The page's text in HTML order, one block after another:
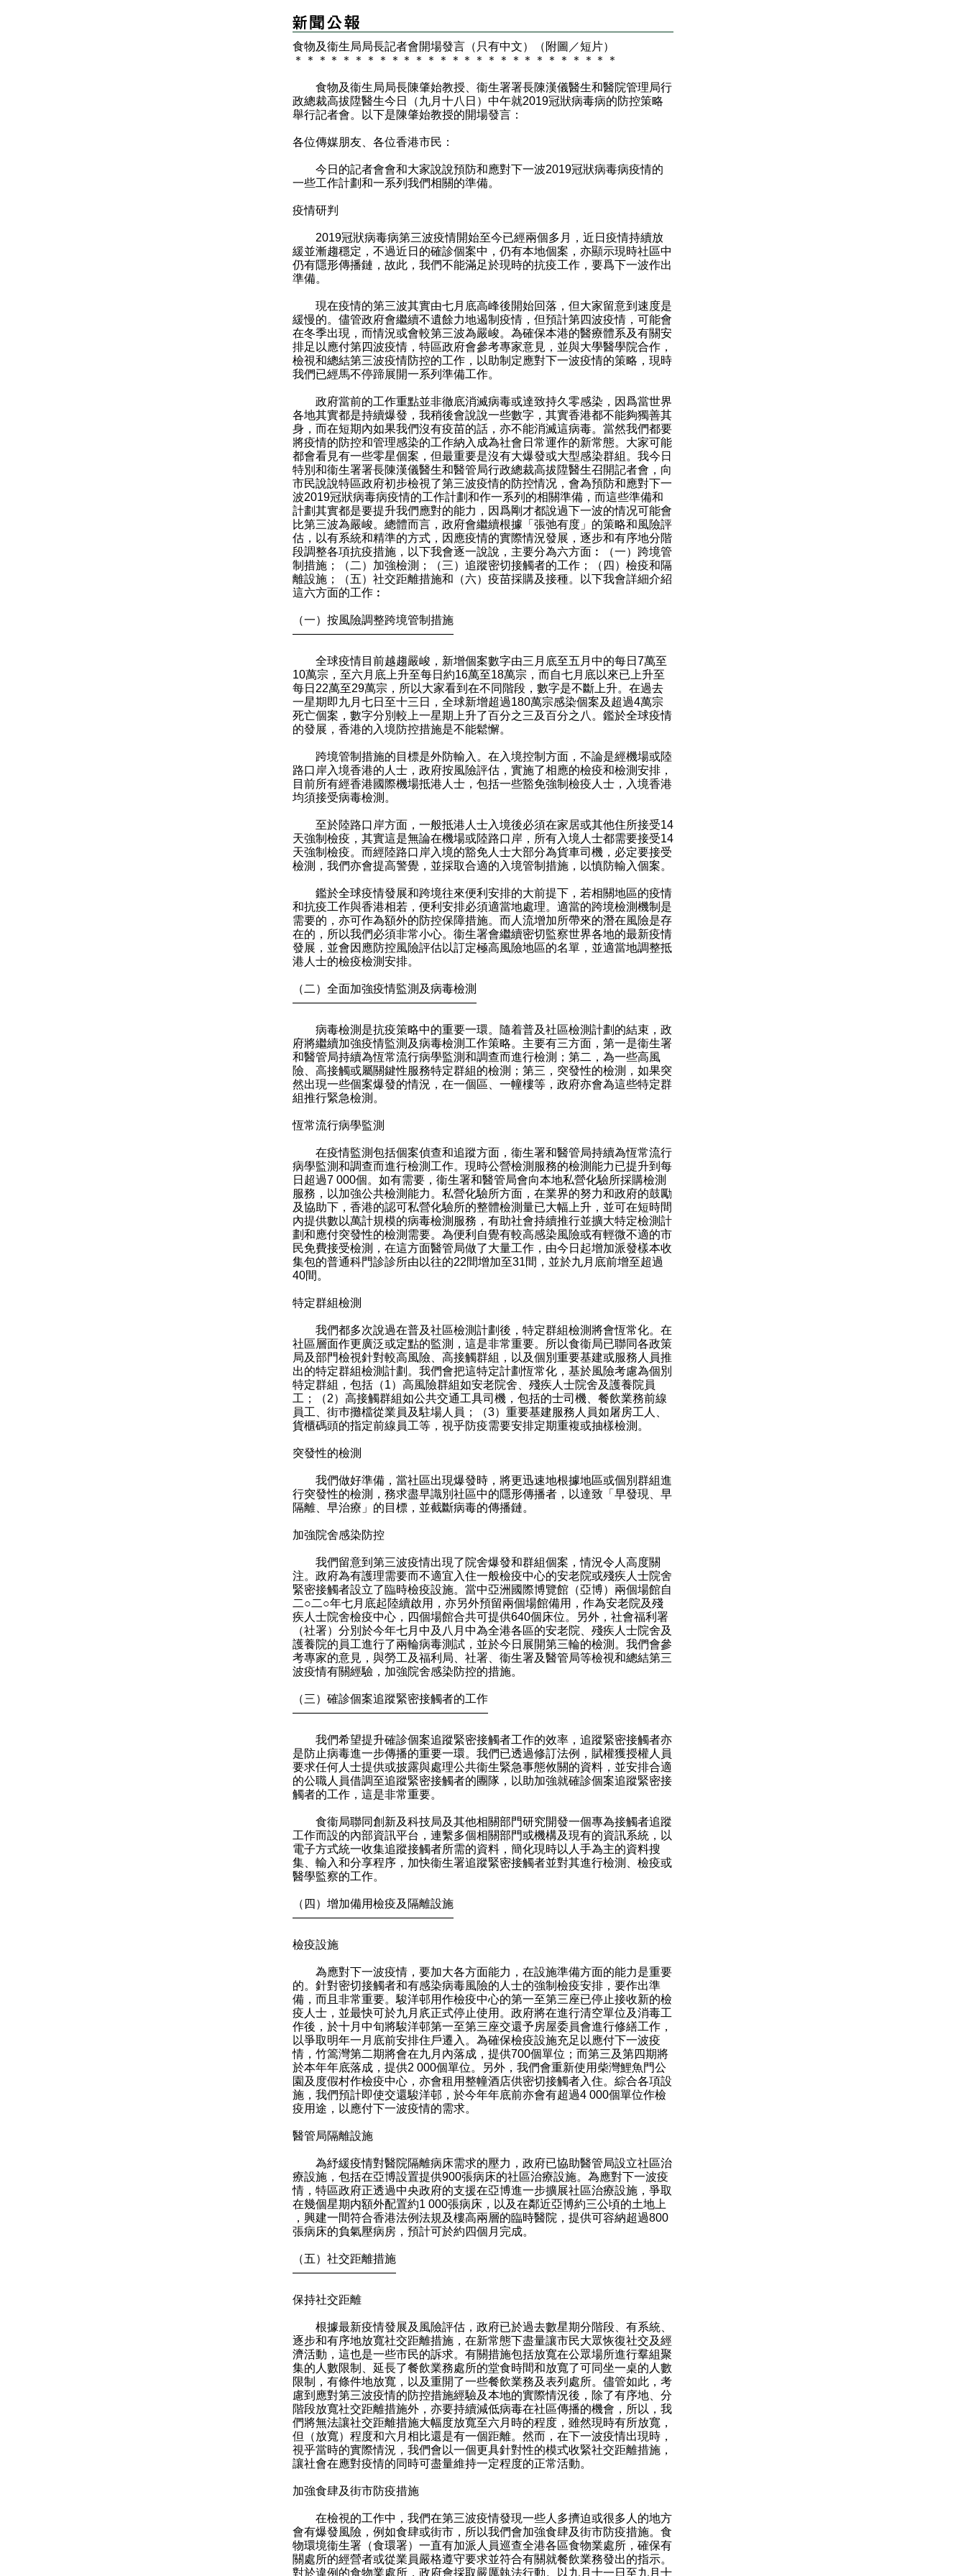
​食物及衞生局局長記者會開場發言（只有中文）（附圖／短片）
＊
＊ ＊ ＊ ＊ ＊ ＊ ＊ ＊ ＊ ＊ ＊ ＊ ＊ ＊ ＊ ＊ ＊ ＊ ＊ ＊ ＊ ＊ ＊ ＊ ＊ ＊
食物及衞生局局長陳肇始教授、衞生署署長陳漢儀醫生和醫院管理局行
政總裁高拔陞醫生今日（九月十八日）中午就2019冠狀病毒病的防控策略
舉行記者會。以下是陳肇始教授的開場發言：
各位傳媒朋友、各位香港市民：
今日的記者會會和大家說說預防和應對下一波2019冠狀病毒病疫情的
一些工作計劃和一系列我們相關的準備。
疫情研判
2019冠狀病毒病第三波疫情開始至今已經兩個多月，近日疫情持續放
緩並漸趨穩定，不過近日的確診個案中，仍有本地個案，亦顯示現時社區中
仍有隱形傳播鏈，故此，我們不能滿足於現時的抗疫工作，要爲下一波作出
準備。
現在疫情的第三波其實由七月底高峰後開始回落，但大家留意到速度是
緩慢的。儘管政府會繼續不遺餘力地遏制疫情，但預計第四波疫情，可能會
在冬季出現，而情況或會較第三波為嚴峻。為確保本港的醫療體系及有關安
排足以應付第四波疫情，特區政府會參考專家意見，並與大學醫學院合作，
檢視和總結第三波疫情防控的工作，以助制定應對下一波疫情的策略，現時
我們已經馬不停蹄展開一系列準備工作。
政府當前的工作重點並非徹底消滅病毒或達致持久零感染，因爲當世界
各地其實都是持續爆發，我稍後會說說一些數字，其實香港都不能夠獨善其
身，而在短期內如果我們沒有疫苗的話，亦不能消滅這病毒。當然我們都要
將疫情的防控和管理感染的工作納入成為社會日常運作的新常態。大家可能
都會看見有一些零星個案，但最重要是沒有大爆發或大型感染群組。我今日
特別和衞生署署長陳漢儀醫生和醫管局行政總裁高拔陞醫生召開記者會，向
市民說說特區政府初步檢視了第三波疫情的防控情况，會為預防和應對下一
波2019冠狀病毒病疫情的工作計劃和作一系列的相關準備，而這些準備和
計劃其實都是要提升我們應對的能力，因爲剛才都說過下一波的情况可能會
比第三波為嚴峻。總體而言，政府會繼續根據「張弛有度」的策略和風險評
估，以有系統和精準的方式，因應疫情的實際情況發展，逐步和有序地分階
段調整各項抗疫措施，以下我會逐一說說，主要分為六方面︰（一）跨境管
制措施；（二）加強檢測；（三）追蹤密切接觸者的工作；（四）檢疫和隔
離設施；（五）社交距離措施和（六）疫苗採購及接種。以下我會詳細介紹
這六方面的工作︰
（一）按風險調整跨境管制措施
——————————————
全球疫情目前越趨嚴峻，新增個案數字由三月底至五月中的每日7萬至
10萬宗，至六月底上升至每日約16萬至18萬宗，而自七月底以來已上升至
每日22萬至29萬宗，所以大家看到在不同階段，數字是不斷上升。在過去
一星期即九月七日至十三日，全球新增超過180萬宗感染個案及超過4萬宗
死亡個案，數字分別較上一星期上升了百分之三及百分之八。鑑於全球疫情
的發展，香港的入境防控措施是不能鬆懈。
跨境管制措施的目標是外防輸入。在入境控制方面，不論是經機場或陸
路口岸入境香港的人士，政府按風險評估，實施了相應的檢疫和檢測安排，
目前所有經香港國際機場抵港人士，包括一些豁免強制檢疫人士，入境香港
均須接受病毒檢測。
至於陸路口岸方面，一般抵港人士入境後必須在家居或其他住所接受14
天強制檢疫，其實這是無論在機場或陸路口岸，所有入境人士都需要接受14
天強制檢疫。而經陸路口岸入境的豁免人士大部分為貨車司機，必定要接受
檢測，我們亦會提高警覺，並採取合適的入境管制措施，以慎防輸入個案。
鑑於全球疫情發展和跨境往來便利安排的大前提下，若相關地區的疫情
和抗疫工作與香港相若，便利安排必須適當地處理。適當的跨境檢測機制是
需要的，亦可作為額外的防控保障措施。而人流增加所帶來的潛在風險是存
在的，所以我們必須非常小心。衞生署會繼續密切監察世界各地的最新疫情
發展，並會因應防控風險評估以訂定極高風險地區的名單，並適當地調整抵
港人士的檢疫檢測安排。
（二）全面加強疫情監測及病毒檢測
————————————————
病毒檢測是抗疫策略中的重要一環。隨着普及社區檢測計劃的結束，政
府將繼續加強疫情監測及病毒檢測工作策略。主要有三方面，第一是衞生署
和醫管局持續為恆常流行病學監測和調查而進行檢測；第二，為一些高風
險、高接觸或屬關鍵性服務特定群組的檢測；第三，突發性的檢測，如果突
然出現一些個案爆發的情況，在一個區、一幢樓等，政府亦會為這些特定群
組推行緊急檢測。
恆常流行病學監測
在疫情監測包括個案偵查和追蹤方面，衞生署和醫管局持續為恆常流行
病學監測和調查而進行檢測工作。現時公營檢測服務的檢測能力已提升到每
日超過7 000個。如有需要，衞生署和醫管局會向本地私營化驗所採購檢測
服務，以加強公共檢測能力。私營化驗所方面，在業界的努力和政府的鼓勵
及協助下，香港的認可私營化驗所的整體檢測量已大幅上升，並可在短時間
內提供數以萬計規模的病毒檢測服務，有助社會持續推行並擴大特定檢測計
劃和應付突發性的檢測需要。為便利自覺有較高感染風險或有輕微不適的市
民免費接受檢測，在這方面醫管局做了大量工作，由今日起增加派發樣本收
集包的普通科門診診所由以往的22間增加至31間，並於九月底前增至超過
40間。
特定群組檢測
我們都多次說過在普及社區檢測計劃後，特定群組檢測將會恆常化。在
社區層面作更廣泛或定點的監測，這是非常重要。所以食衞局已聯同各政策
局及部門檢視針對較高風險、高接觸群組，以及個別重要基建或服務人員推
出的特定群組檢測計劃。我們會把這特定計劃恆常化，基於風險考慮為個別
特定群組，包括（1）高風險群組如安老院舍、殘疾人士院舍及護養院員
工；（2）高接觸群組如公共交通工具司機，包括的士司機、餐飲業務前線
員工、街巿攤檔從業員及駐場人員；（3）重要基建服務人員如屠房工人、
貨櫃碼頭的指定前線員工等，視乎防疫需要安排定期重複或抽樣檢測。
突發性的檢測
我們做好準備，當社區出現爆發時，將更迅速地根據地區或個別群組進
行突發性的檢測，務求盡早識別社區中的隱形傳播者，以達致「早發現、早
隔離、早治療」的目標，並截斷病毒的傳播鏈。
加強院舍感染防控
我們留意到第三波疫情出現了院舍爆發和群組個案，情況令人高度關
注。政府為有護理需要而不適宜入住一般檢疫中心的安老院或殘疾人士院舍
緊密接觸者設立了臨時檢疫設施。當中亞洲國際博覽館（亞博）兩個場館自
二○二○年七月底起陸續啟用，亦另外預留兩個場館備用，作為安老院及殘
疾人士院舍檢疫中心，四個場館合共可提供640個床位。另外，社會福利署
（社署）分別於今年七月中及八月中為全港各區的安老院、殘疾人士院舍及
護養院的員工進行了兩輪病毒測試，並於今日展開第三輪的檢測。我們會參
考專家的意見，與勞工及福利局、社署、衞生署及醫管局等檢視和總結第三
波疫情有關經驗，加強院舍感染防控的措施。
（三）確診個案追蹤緊密接觸者的工作
—————————————————
我們希望提升確診個案追蹤緊密接觸者工作的效率，追蹤緊密接觸者亦
是防止病毒進一步傳播的重要一環。我們已透過修訂法例，賦權獲授權人員
要求任何人士提供或披露與處理公共衞生緊急事態攸關的資料，並安排合適
的公職人員借調至追蹤緊密接觸者的團隊，以助加強就確診個案追蹤緊密接
觸者的工作，這是非常重要。
食衞局聯同創新及科技局及其他相關部門研究開發一個專為接觸者追蹤
工作而設的內部資訊平台，連繫多個相關部門或機構及現有的資訊系統，以
電子方式統一收集追蹤接觸者所需的資料，簡化現時以人手為主的資料搜
集、輸入和分享程序，加快衞生署追蹤緊密接觸者並對其進行檢測、檢疫或
醫學監察的工作。
（四）增加備用檢疫及隔離設施
——————————————
檢疫設施
為應對下一波疫情，要加大各方面能力，在設施準備方面的能力是重要
的。針對密切接觸者和有感染病毒風險的人士的強制檢疫安排，要作出準
備，而且非常重要。駿洋邨用作檢疫中心的第一至第三座已停止接收新的檢
疫人士，並最快可於九月㡳正式停止使用。政府將在進行清空單位及消毒工
作後，於十月中旬將駿洋邨第一至第三座交還予房屋委員會進行修繕工作，
以爭取明年一月底前安排住戶遷入。為確保檢疫設施充足以應付下一波疫
情，竹篙灣第二期將會在九月內落成，提供700個單位；而第三及第四期將
於本年年底落成，提供2 000個單位。另外，我們會重新使用柴灣鯉魚門公
園及度假村作檢疫中心，亦會租用整幢酒店供密切接觸者入住。綜合各項設
施，我們預計即使交還駿洋邨，於今年年底前亦會有超過4 000個單位作檢
疫用途，以應付下一波疫情的需求。
醫管局隔離設施
為紓緩疫情對醫院隔離病床需求的壓力，政府已協助醫管局設立社區治
療設施，包括在亞博設置提供900張病床的社區治療設施。為應對下一波疫
情，特區政府正透過中央政府的支援在亞博進一步擴展社區治療設施，爭取
在幾個星期内額外配置約1 000張病床，以及在鄰近亞博約三公頃的土地上
，興建一間符合香港法例法規及樓高兩層的臨時醫院，提供可容納超過800
張病床的負氣壓病房，預計可於約四個月完成。
（五）社交距離措施
—————————
保持社交距離
根據最新疫情發展及風險評估，政府已於過去數星期分階段、有系統、
逐步和有序地放寬社交距離措施，在新常態下盡量讓市民大眾恢復社交及經
濟活動，這也是一些市民的訴求。有關措施包括放寬在公眾場所進行羣組聚
集的人數限制、延長了餐飲業務處所的堂食時間和放寬了可同坐一桌的人數
限制，有條件地放寬，以及重開了一些餐飲業務及表列處所。儘管如此，考
慮到應對第三波疫情的防控措施經驗及本地的實際情況後，除了有序地、分
階段放寬社交距離措施外，亦要持續減低病毒在社區傳播的機會，所以，我
們將無法讓社交距離措施大幅度放寬至六月時的程度，雖然現時有所放寬，
但（放寬）程度和六月相比還是有一個距離。然而，在下一波疫情出現時，
視乎當時的實際情況，我們會以一個更具針對性的模式收緊社交距離措施，
讓社會在應對疫情的同時可盡量維持一定程度的正常活動。
加強食肆及街市防疫措施
在檢視的工作中，我們在第三波疫情發現一些人多擠迫或很多人的地方
會有爆發風險，例如食肆或街市，所以我們會加強食肆及街市防疫措施。食
物環境衞生署（食環署）一直有加派人員巡查全港各區食物業處所，確保有
關處所的經營者或從業員嚴格遵守要求並符合有關就餐飲業務發出的指示。
對於違例的食物業處所，政府會採取嚴厲執法行動。以九月十一日至九月十